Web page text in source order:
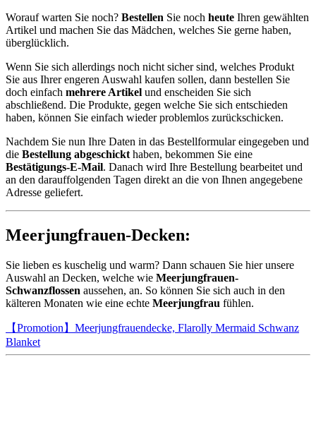
Worauf warten Sie noch? Bestellen Sie noch heute Ihren gewählten
Artikel und machen Sie das Mädchen, welches Sie gerne haben,
überglücklich.
Wenn Sie sich allerdings noch nicht sicher sind, welches Produkt
Sie aus Ihrer engeren Auswahl kaufen sollen, dann bestellen Sie
doch einfach mehrere Artikel und enscheiden Sie sich
abschließend. Die Produkte, gegen welche Sie sich entschieden
haben, können Sie einfach wieder problemlos zurückschicken.
Nachdem Sie nun Ihre Daten in das Bestellformular eingegeben und
die Bestellung abgeschickt haben, bekommen Sie eine
Bestätigungs-E-Mail. Danach wird Ihre Bestellung bearbeitet und
an den darauffolgenden Tagen direkt an die von Ihnen angegebene
Adresse geliefert.
Meerjungfrauen-Decken:
Sie lieben es kuschelig und warm? Dann schauen Sie hier unsere
Auswahl an Decken, welche wie Meerjungfrauen-
Schwanzflossen aussehen, an. So können Sie sich auch in den
kälteren Monaten wie eine echte Meerjungfrau fühlen.
【Promotion】Meerjungfrauendecke, Flarolly Mermaid Schwanz
Blanket